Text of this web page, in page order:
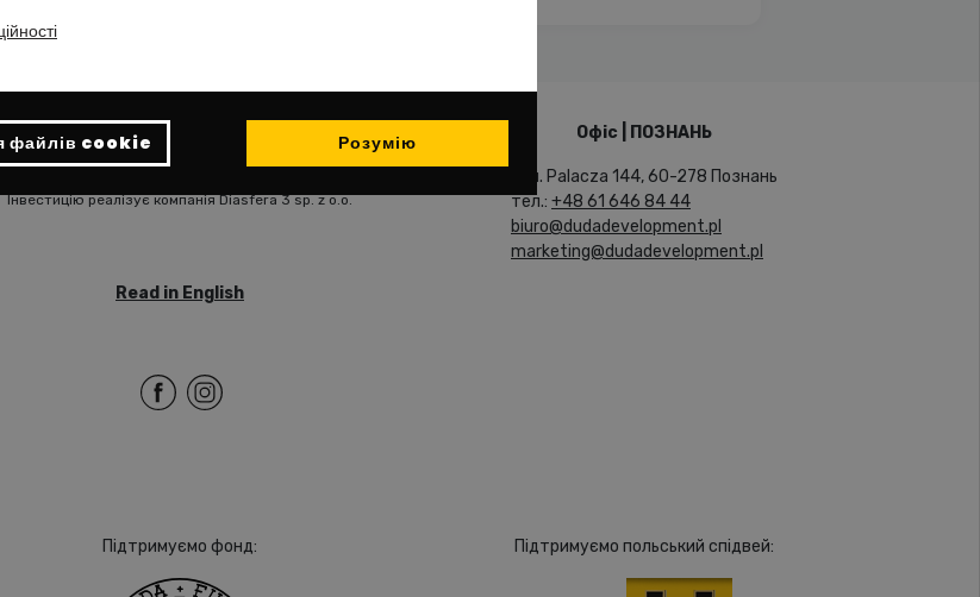
Інвестицію реалізує компанія Diasfera 3 sp. z o.o.
Read in English
Офіс | ПОЗНАНЬ
вул. Palacza 144, 60-278 Познань
тел.: +48 61 646 84 44
biuro@dudadevelopment.pl
marketing@dudadevelopment.pl
Підтримуємо фонд: Підтримуємо польський спідвей:
файлів cookie Розумію